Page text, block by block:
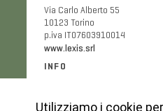
Via Carlo Alberto 55
10123 Torino
p.iva IT07603910014
www.lexis.srl
INFO
Modalità e costi di spedizione
Utilizziamo i cookie